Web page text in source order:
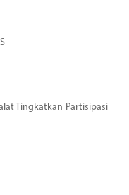
Tingkatkan Partisipasi